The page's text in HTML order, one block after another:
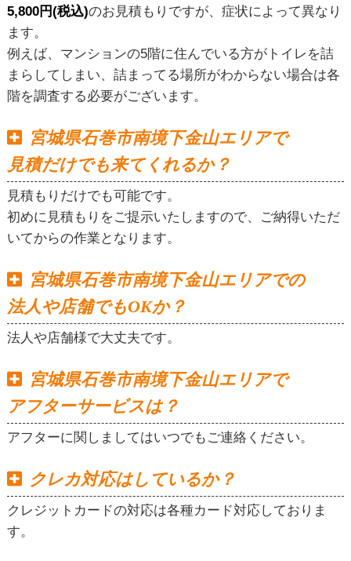
5,800円(税込)のお見積もりですが、症状によって異なり
ます。
例えば、マンションの5階に住んでいる方がトイレを詰
まらしてしまい、詰まってる場所がわからない場合は各
階を調査する必要がございます。
宮城県石巻市南境下金山エリアで
見積だけでも来てくれるか？
見積もりだけでも可能です。
初めに見積もりをご提示いたしますので、ご納得いただ
いてからの作業となります。
宮城県石巻市南境下金山エリアでの
法人や店舗でもOKか？
法人や店舗様で大丈夫です。
宮城県石巻市南境下金山エリアで
アフターサービスは？
アフターに関しましてはいつでもご連絡ください。
クレカ対応はしているか？
クレジットカードの対応は各種カード対応しておりま
す。